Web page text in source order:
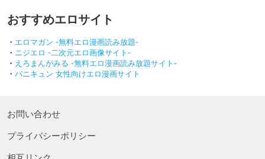
おすすめエロサイト
・ エロマガン ‐無料エロ漫画読み放題‐
・ ニジエロ ‐二次元エロ画像サイト‐
・ えろまんがみる ‐無料エロ漫画読み放題サイト‐
・ バニキュン 女性向けエロ漫画サイト
お問い合わせ
プライバシーポリシー